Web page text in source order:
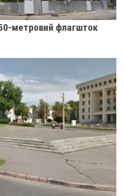
метровий флагшток